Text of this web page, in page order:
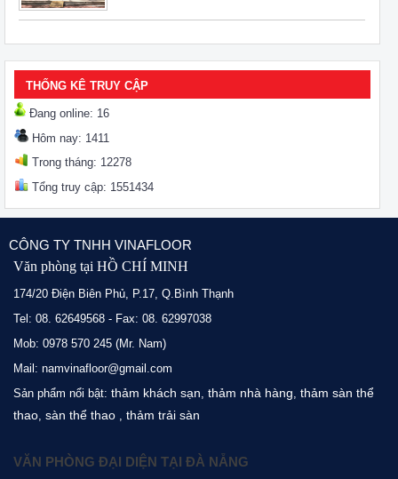
THỐNG KÊ TRUY CẬP
Đang online: 16
Hôm nay: 1411
Trong tháng: 12278
Tổng truy cập: 1551434
CÔNG TY TNHH VINAFLOOR
Văn phòng tại HỒ CHÍ MINH
174/20 Điện Biên Phủ, P.17, Q.Bình Thạnh
Tel: 08. 62649568 - Fax: 08. 62997038
Mob: 0978 570 245 (Mr. Nam)
Mail: namvinafloor@gmail.com
Sản phẩm nổi bật: thảm khách sạn, thảm nhà hàng, thảm sàn thể
thao, sàn thể thao , thảm trải sàn
VĂN PHÒNG ĐẠI DIỆN TẠI ĐÀ NẴNG